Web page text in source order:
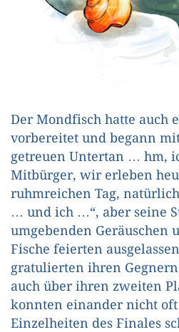
Der Mondfisch hatte auch
vorbereitet und begann
getreuen Untertan … hm,
Mitbürger, wir erleben
ruhmreichen Tag,
… und ich …“, aber seine
umgebenden Geräuschen
Fische feierten
gratulierten ihren
auch über ihren zweiten
konnten einander nicht
Einzelheiten des Finales